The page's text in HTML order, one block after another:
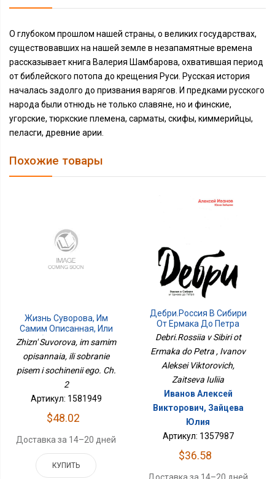
О глубоком прошлом нашей страны, о великих государствах,
существовавших на нашей земле в незапамятные времена
рассказывает книга Валерия Шамбарова, охватившая период
от библейского потопа до крещения Руси. Русская история
началась задолго до призвания варягов. И предками русского
народа были отнюдь не только славяне, но и финские,
угорские, тюркские племена, сарматы, скифы, киммерийцы,
пеласги, древние арии.
Похожие товары
Жизнь Суворова, Им
Самим Описанная, Или
Собрание Писем И
Сочинений Его. Ч. 2
Zhizn' Suvorova, im samim
opisannaia, ili sobranie
pisem i sochinenii ego. Ch.
2
Артикул: 1581949
$48.02
Доставка за 14–20 дней
КУПИТЬ
Дебри.Россия В Сибири
От Ермака До Петра
Debri.Rossiia v Sibiri ot
Ermaka do Petra , Ivanov
Aleksei Viktorovich,
Zaitseva Iuliia
Иванов Алексей
Викторович, Зайцева
Юлия
Артикул: 1357987
$36.58